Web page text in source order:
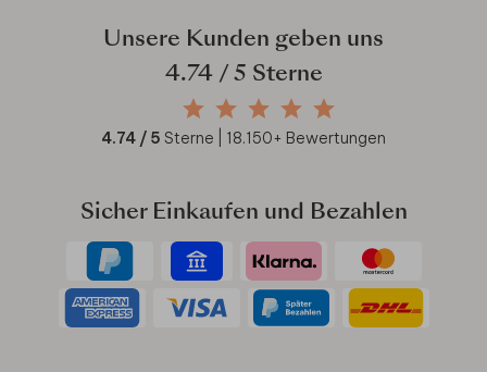
Unsere Kunden geben uns
4.74/ 5 Sterne
4.74 / 5 Sterne | 18.150+ Bewertungen
Sicher Einkaufen und Bezahlen